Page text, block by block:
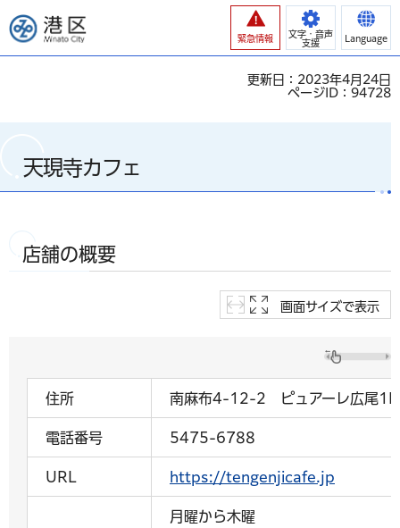
港区
緊急情報
文字・音声
支援
Language
更新日：2023年4月24日
ページID：94728
天現寺カフェ
店舗の概要
画面サイズで表示
住所 南麻布4-12-2 ピュアーレ広尾1F
電話番号 5475-6788
URL https://tengenjicafe.jp
月曜から木曜